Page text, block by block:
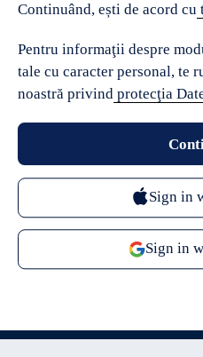
Continuând, ești de acord cu
Pentru informaţii despre
tale cu caracter personal, te
noastră privind protecţia